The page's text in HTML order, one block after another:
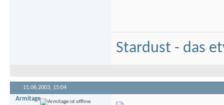
Stardust - das
11.06.2003, 15:04
Armitage